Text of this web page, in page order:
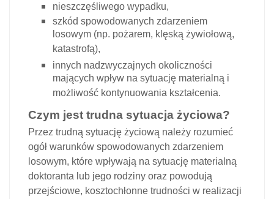
nieszczęśliwego wypadku,
szkód spowodowanych zdarzeniem
losowym (np. pożarem, klęską żywiołową,
katastrofą),
innych nadzwyczajnych okoliczności
mających wpływ na sytuację materialną i
możliwość kontynuowania kształcenia.
Czym jest trudna sytuacja życiowa?
Przez trudną sytuację życiową należy rozumieć
ogół warunków spowodowanych zdarzeniem
losowym, które wpływają na sytuację materialną
doktoranta lub jego rodziny oraz powodują
przejściowe, kosztochłonne trudności w realizacji